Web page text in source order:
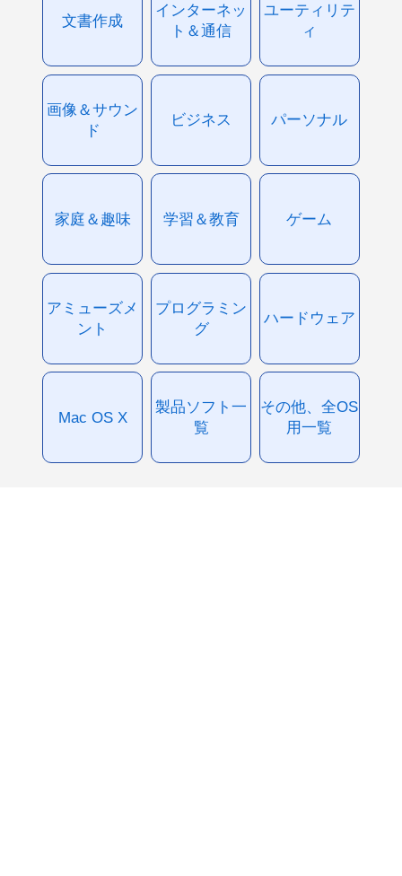
文書作成
インターネッ
ト＆通信
ユーティリテ
ィ
画像＆サウン
ド
ビジネス パーソナル
家庭＆趣味 学習＆教育 ゲーム
アミューズメ
ント
プログラミン
グ
ハードウェア
Mac OS X
製品ソフト一
覧
その他、全OS
用一覧